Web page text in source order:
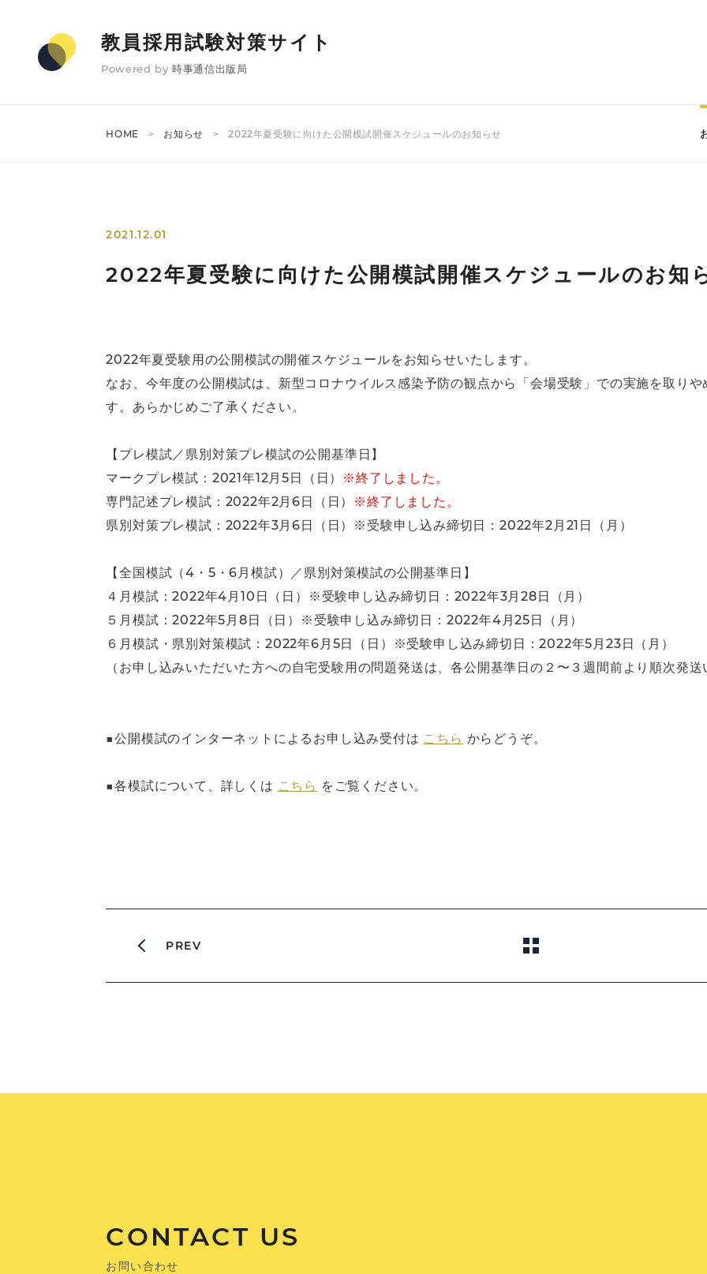
教員採用試験対策サイト
Powered by 時事通信出版局
HOME お知らせ 2022年夏受験に向けた公開模試開催スケジュールのお知らせ
2021.12.01
2022年夏受験に向けた公開模試開催スケジュールのお知
2022年夏受験用の公開模試の開催スケジュールをお知らせいたします。
なお、今年度の公開模試は、新型コロナウイルス感染予防の観点から「会場受験」での実施を取り
す。あらかじめご了承ください。
【プレ模試／県別対策プレ模試の公開基準日】
マークプレ模試：2021年12月5日（日） ※終了しました。
専門記述プレ模試：2022年2月6日（日） ※終了しました。
県別対策プレ模試：2022年3月6日（日）※受験申し込み締切日：2022年2月21日（月）
【全国模試（4・5・6月模試）／県別対策模試の公開基準日】
４月模試：2022年4月10日（日）※受験申し込み締切日：2022年3月28日（月）
５月模試：2022年5月8日（日）※受験申し込み締切日：2022年4月25日（月）
６月模試・県別対策模試：2022年6月5日（日）※受験申し込み締切日：2022年5月23日（月）
（お申し込みいただいた方への自宅受験用の問題発送は、各公開基準日の２〜３週間前より順次発
■公開模試のインターネットによるお申し込み受付は こちら からどうぞ。
■各模試について、詳しくは こちら をご覧ください。
PREV
CONTACT US
お問い合わせ